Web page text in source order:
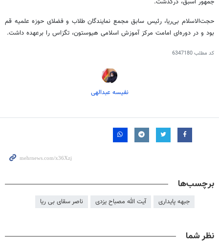
جمهور اسبق، درگذشت.
حجت‌الاسلام بی‌ریا، رئیس سابق مجمع نمایندگان طلاب و فضلای حوزه علمیه قم
بود و در دوره‌ای امامت مرکز آموزش اسلامی هیوستون، تگزاس را برعهده داشت.
کد مطلب6347180
نفیسه عبدالهی
برچسب‌ها
جبهه پایداری آیت الله مصباح یزدی ناصر سقای بی ریا
نظر شما